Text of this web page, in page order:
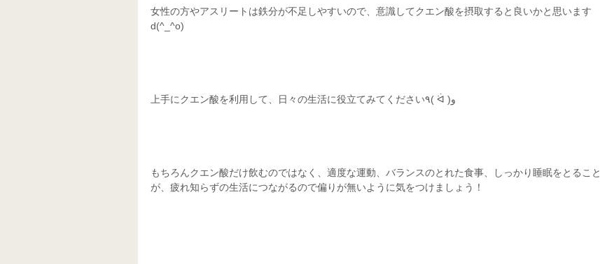
女性の方やアスリートは鉄分が不足しやすいので、意識してクエン酸を摂取すると良いかと思います
d(^_^o)
上手にクエン酸を利用して、日々の生活に役立てみてください٩( ᐛ )و
もちろんクエン酸だけ飲むのではなく、適度な運動、バランスのとれた食事、しっかり睡眠をとること
が、疲れ知らずの生活につながるので偏りが無いように気をつけましょう！